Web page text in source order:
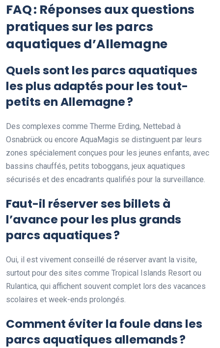
FAQ : Réponses aux questions
pratiques sur les parcs
aquatiques d’Allemagne
Quels sont les parcs aquatiques
les plus adaptés pour les tout-
petits en Allemagne ?
Des complexes comme Therme Erding, Nettebad à
Osnabrück ou encore AquaMagis se distinguent par leurs
zones spécialement conçues pour les jeunes enfants, avec
bassins chauffés, petits toboggans, jeux aquatiques
sécurisés et des encadrants qualifiés pour la surveillance.
Faut-il réserver ses billets à
l’avance pour les plus grands
parcs aquatiques ?
Oui, il est vivement conseillé de réserver avant la visite,
surtout pour des sites comme Tropical Islands Resort ou
Rulantica, qui affichent souvent complet lors des vacances
scolaires et week-ends prolongés.
Comment éviter la foule dans les
parcs aquatiques allemands ?